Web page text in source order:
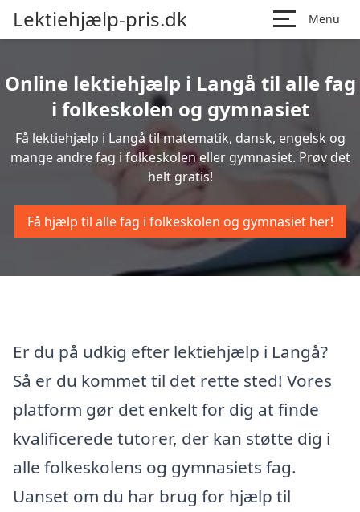
Lektiehjælp-pris.dk Menu
Online lektiehjælp i Langå til alle fag
i folkeskolen og gymnasiet
Få lektiehjælp i Langå til matematik, dansk, engelsk og
mange andre fag i folkeskolen eller gymnasiet. Prøv det
helt gratis!
Få hjælp til alle fag i folkeskolen og gymnasiet her!
Er du på udkig efter lektiehjælp i Langå?
Så er du kommet til det rette sted! Vores
platform gør det enkelt for dig at finde
kvalificerede tutorer, der kan støtte dig i
alle folkeskolens og gymnasiets fag.
Uanset om du har brug for hjælp til